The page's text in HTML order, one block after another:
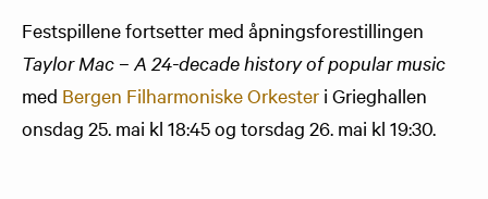
Festspillene fortsetter med åpningsforestillingen
Taylor Mac – A 24-decade history of popular music
med Bergen Filharmoniske Orkester i Grieghallen
onsdag 25. mai kl 18:45 og torsdag 26. mai kl 19:30.